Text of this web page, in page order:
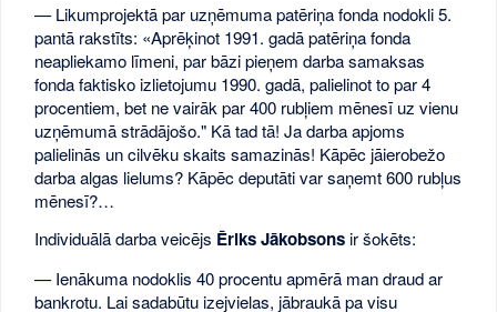
— Likumprojektā par uzņēmuma patēriņa fonda nodokli 5.
pantā rakstīts: «Aprēķinot 1991. gadā patēriņa fonda
neapliekamo līmeni, par bāzi pieņem darba samaksas
fonda faktisko izlietojumu 1990. gadā, palielinot to par 4
procentiem, bet ne vairāk par 400 rubļiem mēnesī uz vienu
uzņēmumā strādājošo." Kā tad tā! Ja darba apjoms
palielinās un cilvēku skaits samazinās! Kāpēc jāierobežo
darba algas lielums? Kāpēc deputāti var saņemt 600 rubļus
mēnesī?…
Individuālā darba veicējs Ēriks Jākobsons ir šokēts:
— Ienākuma nodoklis 40 procentu apmērā man draud ar
bankrotu. Lai sadabūtu izejvielas, jābraukā pa visu